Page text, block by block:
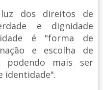
dos direitos de
e dignidade
é "forma de
e escolha de
podendo mais ser
identidade".